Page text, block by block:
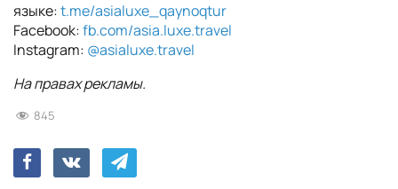
языке:t.me/asialuxe_qaynoqtur
Facebook:fb.com/asia.luxe.travel
Instagram: @asialuxe.travel
На правах рекламы.
845